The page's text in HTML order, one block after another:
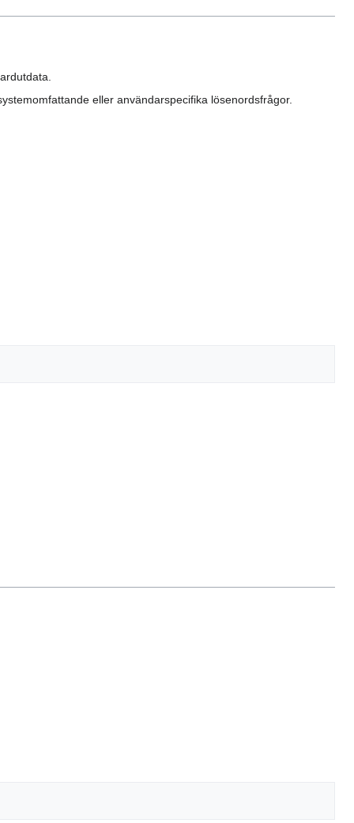
eller användarspecifika lösenordsfrågor.